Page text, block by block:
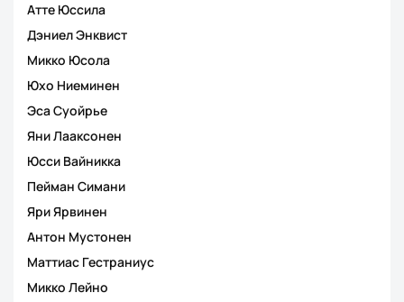
Атте Юссила
Дэниел Энквист
Микко Юсола
Юхо Ниеминен
Эса Суойрье
Яни Лааксонен
Юсси Вайникка
Пейман Симани
Яри Ярвинен
Антон Мустонен
Маттиас Гестраниус
Микко Лейно